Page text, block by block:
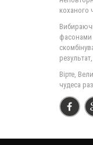
коханого
фасонами
Вірте,
чудеса